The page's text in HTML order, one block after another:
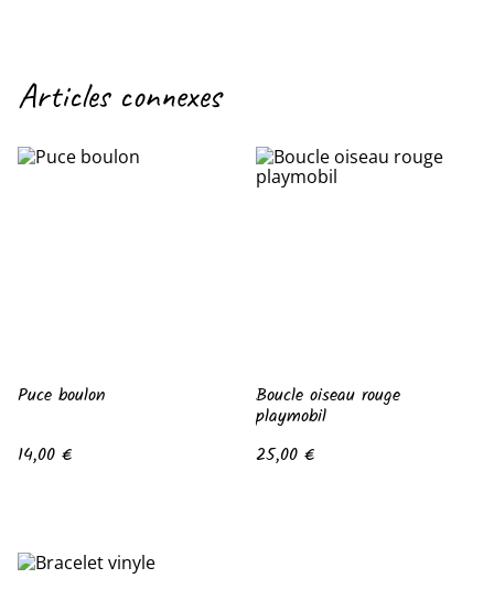
Articles connexes
Puce boulon
14,00 €
Boucle oiseau rouge
playmobil
25,00 €